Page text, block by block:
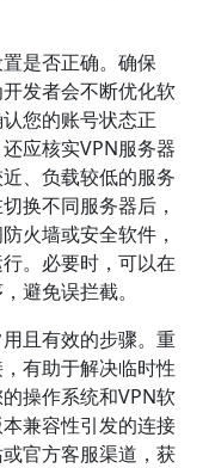
是否正确。确保
发者会不断优化软
您的账号状态正
应核实VPN服务器
、负载较低的服务
换不同服务器后，
火墙或安全软件，
。必要时，可以在
避免误拦截。
且有效的步骤。重
有助于解决临时性
操作系统和VPN软
兼容性引发的连接
官方客服渠道，获